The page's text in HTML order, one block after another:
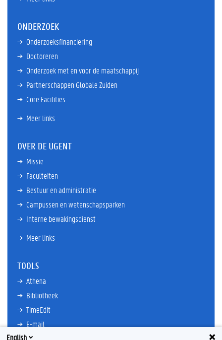
ONDERZOEK
Onderzoeksfinanciering
Doctoreren
Onderzoek met en voor de maatschappij
Partnerschappen Globale Zuiden
Core Facilities
Meer links
OVER DE UGENT
Missie
Faculteiten
Bestuur en administratie
Campussen en wetenschapsparken
Interne bewakingsdienst
Meer links
TOOLS
Athena
Bibliotheek
TimeEdit
E-mail
English